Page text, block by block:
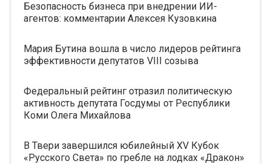
Безопасность бизнеса при внедрении ИИ-
агентов: комментарии Алексея Кузовкина
Мария Бутина вошла в число лидеров рейтинга
эффективности депутатов VIII созыва
Федеральный рейтинг отразил политическую
активность депутата Госдумы от Республики
Коми Олега Михайлова
В Твери завершился юбилейный XV Кубок
«Русского Света» по гребле на лодках «Дракон»